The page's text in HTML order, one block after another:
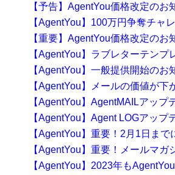
【予告】AgentYou価格改定のお
【AgentYou】100万円争奪チャ
【重要】AgentYou価格改定のお
【AgentYou】ラブレターテン
【AgentYou】一般提供開始のお
【AgentYou】メールの価値が
【AgentYou】AgentMAILアップ
【AgentYou】Agent LOGアップ
【AgentYou】重要！2月1日ま
【AgentYou】重要！メールマ
【AgentYou】2023年も